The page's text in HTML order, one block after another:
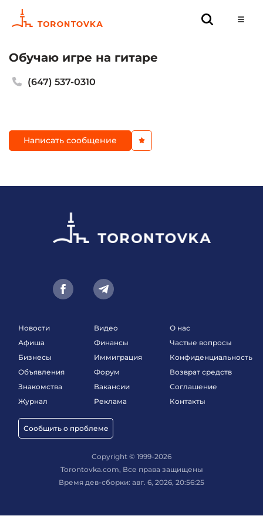
Обучаю игре на гитаре
(647) 537-0310
Написать сообщение
Новости
Афиша
Бизнесы
Объявления
Знакомства
Журнал
Сообщить о проблеме
Видео
Финансы
Иммиграция
Форум
Вакансии
Реклама
О нас
Частые вопросы
Конфиденциальность
Возврат средств
Соглашение
Контакты
Copyright © 1999-2026
Torontovka.com, Все права защищены
Время дев-сборки: авг. 6, 2026, 20:56:25